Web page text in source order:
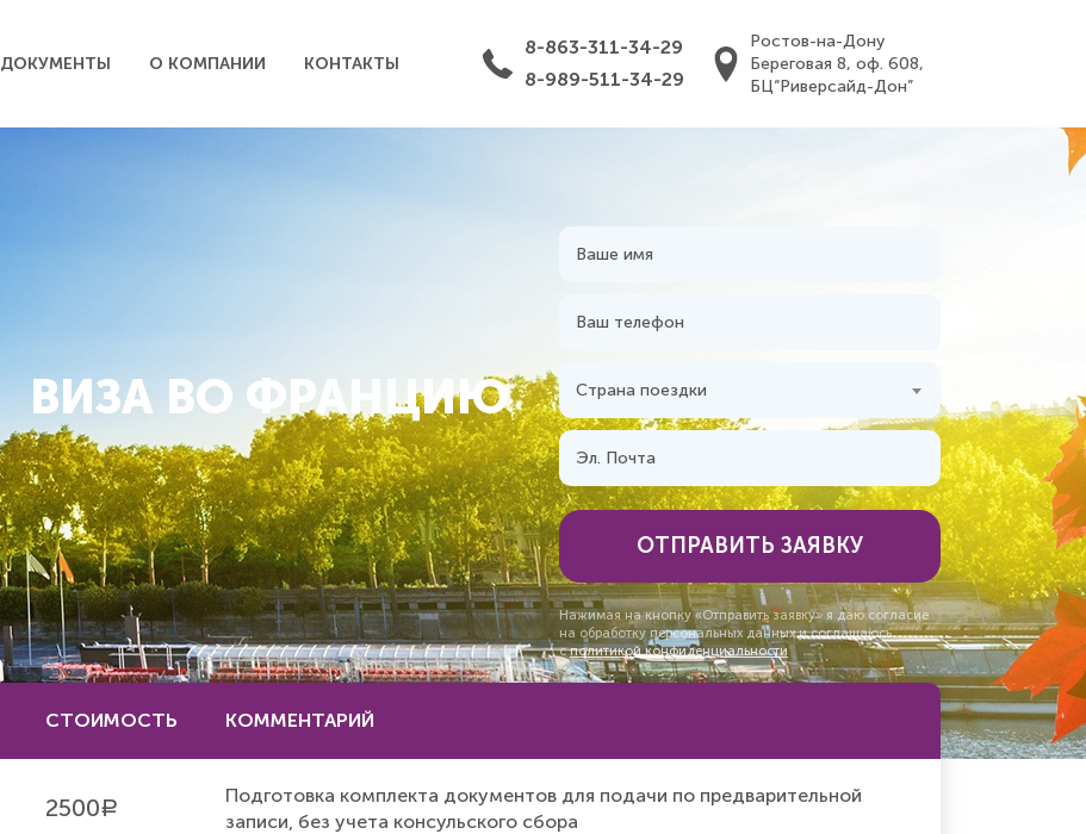
ДОКУМЕНТЫ О КОМПАНИИ КОНТАКТЫ
8-863-311-34-29
8-989-511-34-29
Ростов-на-Дону
Береговая 8, оф. 608,
БЦ“Риверсайд-Дон”
ВИЗА ВО ФРАНЦИЮ Страна поездки
ОТПРАВИТЬ ЗАЯВКУ
Нажимая на кнопку «Отправить заявку» я даю согласие
на обработку персональных данных и соглашаюсь
сполитикой конфиденциальности
СТОИМОСТЬ КОММЕНТАРИЙ
2500a
Подготовка комплекта документов для подачи по предварительной
записи, без учета консульского сбора